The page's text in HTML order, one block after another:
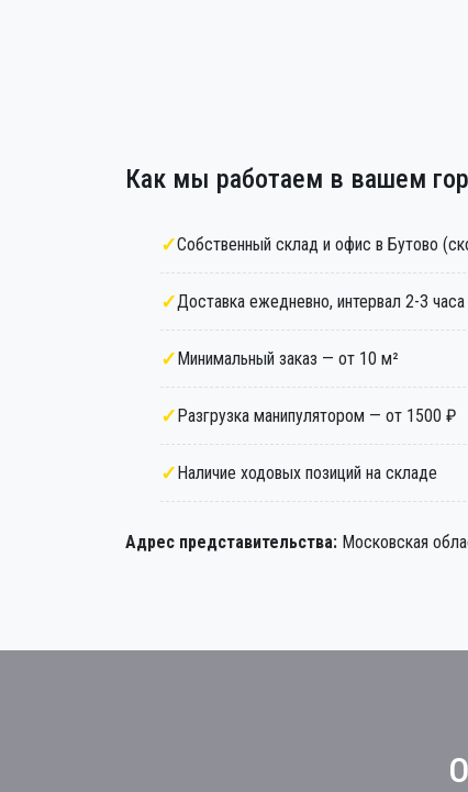
Как мы работаем в вашем
Собственный склад и офис в Бутово
Доставка ежедневно, интервал 2-3 часа
Минимальный заказ — от 10 м²
Разгрузка манипулятором — от 1500 ₽
Наличие ходовых позиций на складе
Адрес представительства: Московская